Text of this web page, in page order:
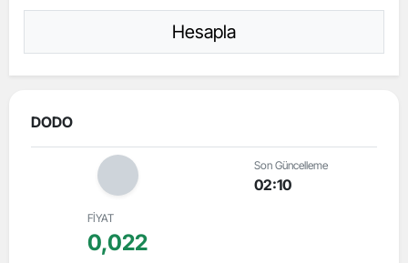
Hesapla
DODO
Son Güncelleme
02:10
FİYAT
0,022